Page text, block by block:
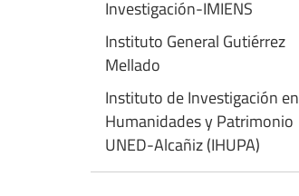
Investigación-IMIENS
Instituto General Gutiérrez
Mellado
Instituto de Investigación en
Humanidades y Patrimonio
UNED-Alcañiz (IHUPA)